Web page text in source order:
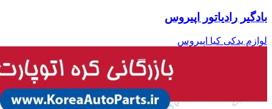
بادگیر رادیاتور اپیروس
لوازم یدکی کیا اپیروس